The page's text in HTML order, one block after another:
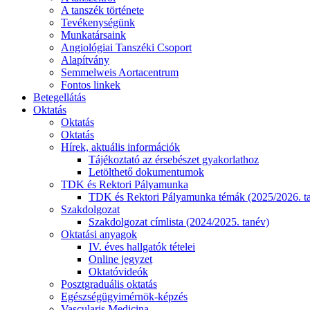
A tanszék története
Tevékenységünk
Munkatársaink
Angiológiai Tanszéki Csoport
Alapítvány
Semmelweis Aortacentrum
Fontos linkek
Betegellátás
Oktatás
Oktatás
Oktatás
Hírek, aktuális információk
Tájékoztató az érsebészet gyakorlathoz
Letölthető dokumentumok
TDK és Rektori Pályamunka
TDK és Rektori Pályamunka témák (2025/2026.
Szakdolgozat
Szakdolgozat címlista (2024/2025. tanév)
Oktatási anyagok
IV. éves hallgatók tételei
Online jegyzet
Oktatóvideók
Posztgraduális oktatás
Egészségügyimérnök-képzés